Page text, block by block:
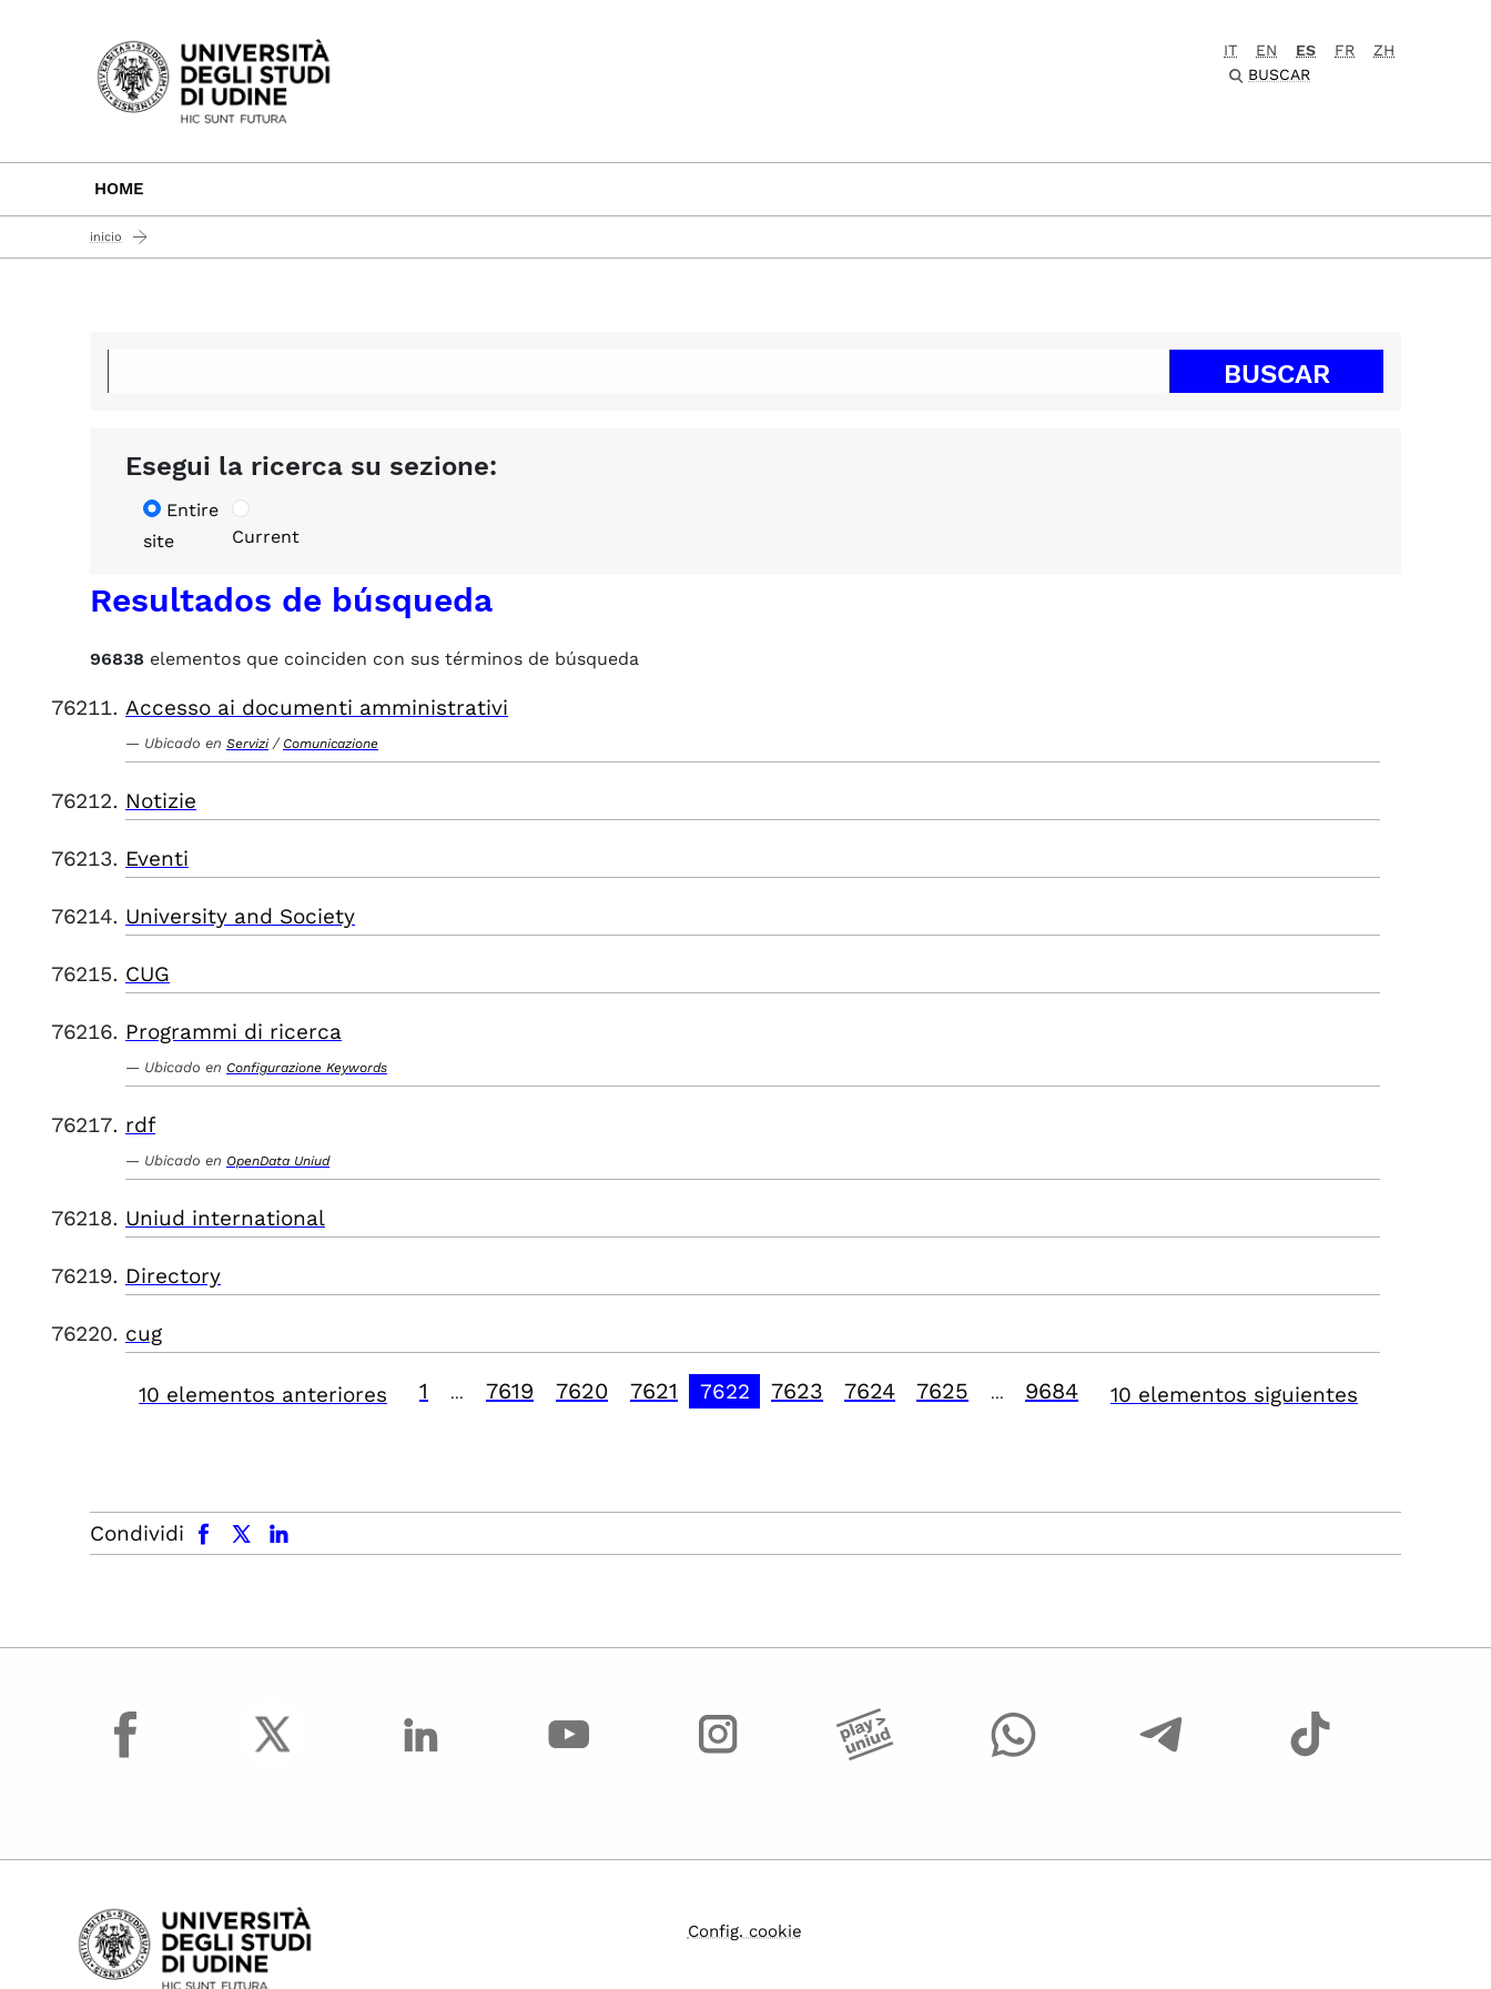
Passa al contenuto principale
IT EN ES FR
ZH
BUSCAR
HOME
inicio
Esegui la ricerca su sezione:
Entire
site
Current
Resultados de búsqueda
96838 elementos que coinciden con sus términos de búsqueda
Accesso ai documenti amministrativi
Ubicado en Servizi / Comunicazione
Notizie
Eventi
University and Society
CUG
Programmi di ricerca
Ubicado en Configurazione Keywords
rdf
Ubicado en OpenData Uniud
Uniud international
Directory
cug
10 elementos anteriores 1 7619 7620 7621 7622 7623 7624 7625 9684 10 elementos siguientes
Condividi
facebook x.com linkedin
facebook
Config. cookie